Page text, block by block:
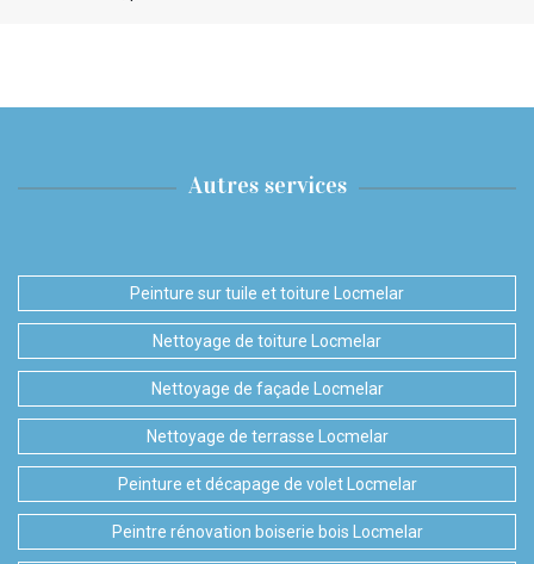
Autres services
Peinture sur tuile et toiture Locmelar
Nettoyage de toiture Locmelar
Nettoyage de façade Locmelar
Nettoyage de terrasse Locmelar
Peinture et décapage de volet Locmelar
Peintre rénovation boiserie bois Locmelar